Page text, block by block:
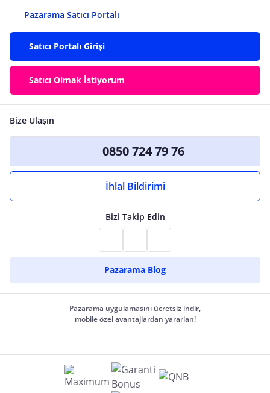
Pazarama Satıcı Portalı
Satıcı Portalı Girişi
Satıcı Olmak İstiyorum
Bize Ulaşın
0850 724 79 76
İhlal Bildirimi
Bizi Takip Edin
Pazarama Blog
Pazarama uygulamasını ücretsiz indir,
mobile özel avantajlardan yararlan!